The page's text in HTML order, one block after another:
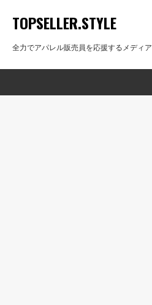
TOPSELLER.STYLE
全力でアパレル販売員を応援するメディア